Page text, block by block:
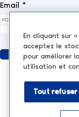
Email *
MÉDECINE
En cliquant sur
acceptez le
pour améliorer
utilisation et
Tout refuser